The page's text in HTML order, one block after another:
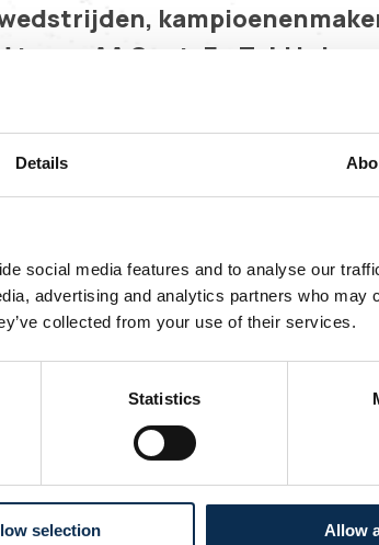
Details
social media features and to analyse our
advertising and analytics partners who may
collected from your use of their services.
Statistics
selection Allow
AA Gent. En Tobi is
in zijn eerste wedstrijd voor zijn nationale
de Champions League. Proficiat, Tobi!